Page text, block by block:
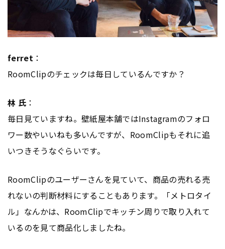
ferret ：
RoomClipのチェックは毎日しているんですか？
林 氏：
毎日見ていますね。壁紙屋本舗ではInstagramのフォロ
ワー数やいいねも多いんですが、RoomClipもそれに追
いつきそうなぐらいです。
RoomClipのユーザーさんを見ていて、商品の売れる売
れないの判断材料にすることもあります。「メトロタイ
ル」なんかは、RoomClipでキッチン周りで取り入れて
いるのを見て商品化しましたね。